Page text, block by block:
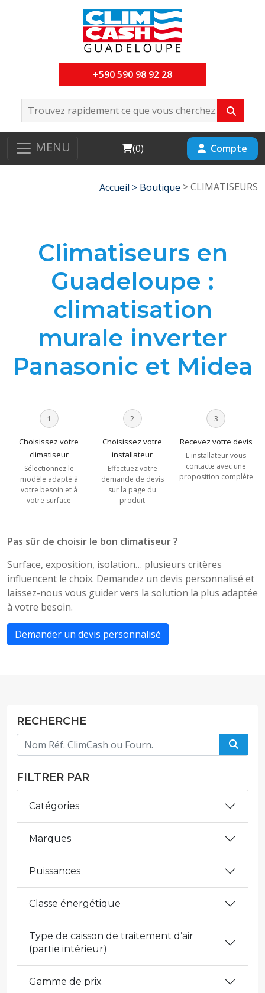
+590 590 98 92 28
MENU Cart
(0) Compte
Accueil > Boutique > CLIMATISEURS
Climatiseurs en
Guadeloupe :
climatisation
murale inverter
Panasonic et Midea
1
Choisissez votre
climatiseur
Sélectionnez le
modèle adapté à
votre besoin et à
votre surface
2
Choisissez votre
installateur
Effectuez votre
demande de devis
sur la page du
produit
3
Recevez votre devis
L'installateur vous
contacte avec une
proposition complète
Pas sûr de choisir le bon climatiseur ?
Surface, exposition, isolation… plusieurs critères
influencent le choix. Demandez un devis personnalisé et
laissez-nous vous guider vers la solution la plus adaptée
à votre besoin.
Demander un devis personnalisé
RECHERCHE
FILTRER PAR
Catégories
Marques
Puissances
Classe énergétique
Type de caisson de traitement d’air
(partie intérieur)
Gamme de prix